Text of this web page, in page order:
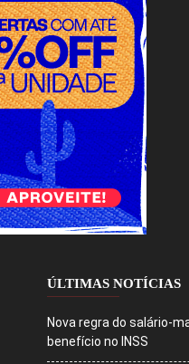
ÚLTIMAS NOTÍCIAS
Nova regra do salário-
benefício no INSS